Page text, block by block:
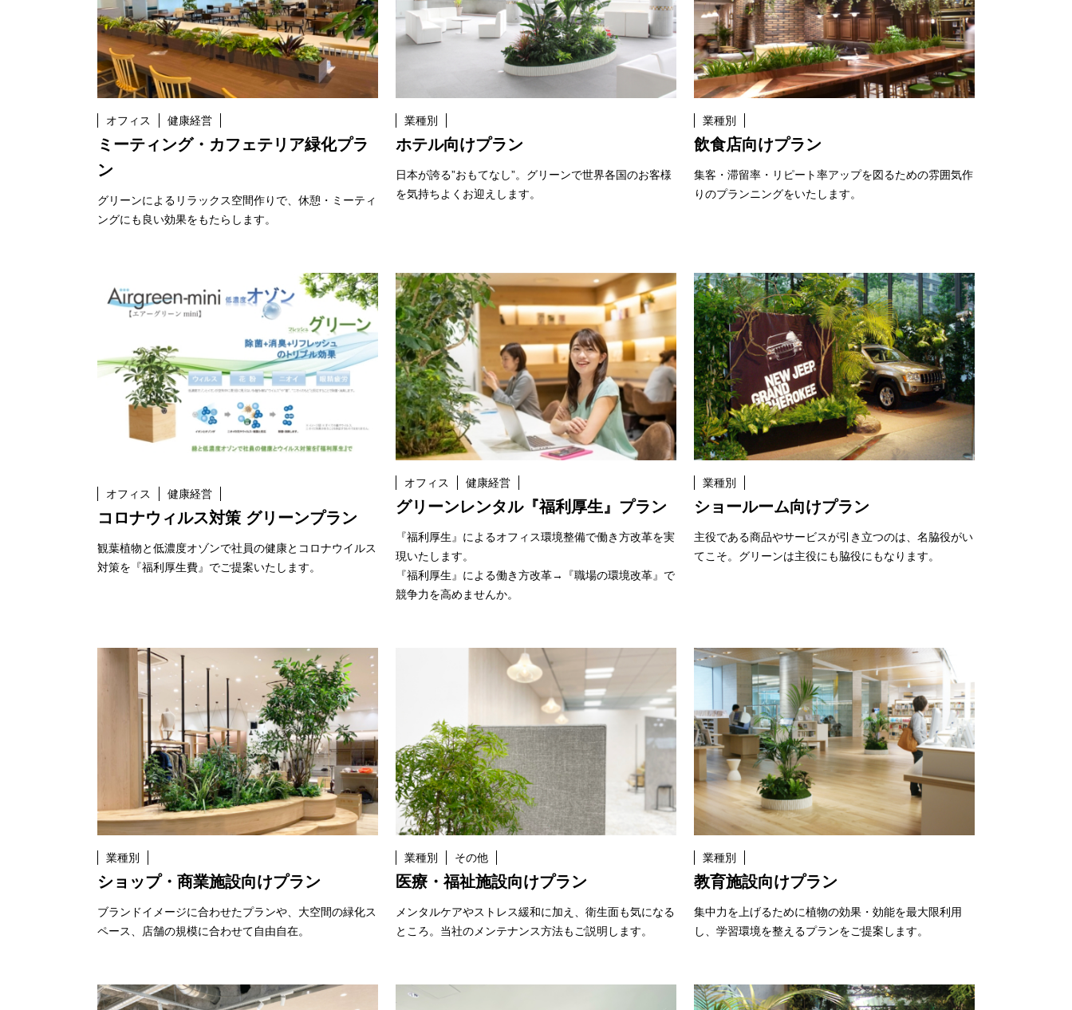
オフィス 健康経営
ミーティング・カフェテリア緑化プラ
ン
グリーンによるリラックス空間作りで、休憩・ミーティ
ングにも良い効果をもたらします。
業種別
ホテル向けプラン
日本が誇る”おもてなし”。グリーンで世界各国のお客様
を気持ちよくお迎えします。
業種別
飲食店向けプラン
集客・滞留率・リピート率アップを図るための雰囲気作
りのプランニングをいたします。
オフィス 健康経営
コロナウィルス対策 グリーンプラン
観葉植物と低濃度オゾンで社員の健康とコロナウイルス
対策を『福利厚生費』でご提案いたします。
オフィス 健康経営
グリーンレンタル『福利厚生』プラン
『福利厚生』によるオフィス環境整備で働き方改革を実
現いたします。
『福利厚生』による働き方改革→『職場の環境改革』で
競争力を高めませんか。
業種別
ショールーム向けプラン
主役である商品やサービスが引き立つのは、名脇役がい
てこそ。グリーンは主役にも脇役にもなります。
業種別
ショップ・商業施設向けプラン
ブランドイメージに合わせたプランや、大空間の緑化ス
ペース、店舗の規模に合わせて自由自在。
業種別 その他
医療・福祉施設向けプラン
メンタルケアやストレス緩和に加え、衛生面も気になる
ところ。当社のメンテナンス方法もご説明します。
業種別
教育施設向けプラン
集中力を上げるために植物の効果・効能を最大限利用
し、学習環境を整えるプランをご提案します。